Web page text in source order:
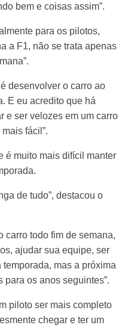
bem e coisas assim”.
para os pilotos,
a F1, não se trata apenas
desenvolver o carro ao
E eu acredito que há
e ser velozes em um carro
fácil”.
é muito mais difícil manter
de tudo”, destacou o
carro todo fim de semana,
ajudar sua equipe, ser
mas a próxima
os anos seguintes”.
piloto ser mais completo
chegar e ter um